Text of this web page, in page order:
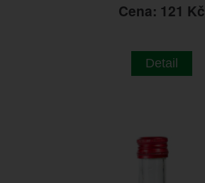
Cena: 121 Kč
Detail